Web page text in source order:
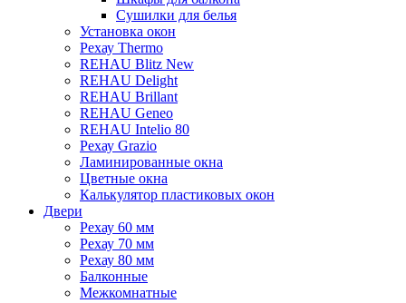
Сушилки для белья
Установка окон
Рехау Thermo
REHAU Blitz New
REHAU Delight
REHAU Brillant
REHAU Geneo
REHAU Intelio 80
Рехау Grazio
Ламинированные окна
Цветные окна
Калькулятор пластиковых окон
Двери
Рехау 60 мм
Рехау 70 мм
Рехау 80 мм
Балконные
Межкомнатные